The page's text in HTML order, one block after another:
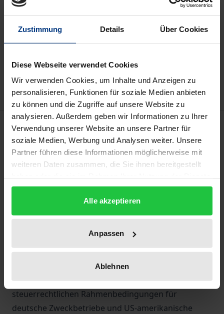
Zustimmung Details Über Cookies
Diese Webseite verwendet Cookies
Wir verwenden Cookies, um Inhalte und Anzeigen zu
personalisieren, Funktionen für soziale Medien anbieten
zu können und die Zugriffe auf unsere Website zu
analysieren. Außerdem geben wir Informationen zu Ihrer
Verwendung unserer Website an unsere Partner für
soziale Medien, Werbung und Analysen weiter. Unsere
Partner führen diese Informationen möglicherweise mit
weiteren Daten zusammen, die Sie ihnen bereitgestellt
gesammelt haben.
Alle akzeptieren
Anpassen
Ablehnen
Preisangaben inkl. MwSt. Abhängig von der Lieferadresse
kann die MwSt. an der Kasse variieren.
In den Warenkorb
Zur Wunschliste hinzufügen
Beschreibung
Im Spannungsfeld von Gemeinnützigkeit und
Wettbewerb ist in der Abgabenordnung der
Basierend auf einem Rechtsvergleich zu seinem US-
wirtschaftlichen Betätigung gemeinnütziger
Organisationen in diesem Spannungsfeld. Melina
Kammerer untersucht im ersten Teil die
soziohistorischen, verfassungs- sowie
steuerrechtlichen Rahmenbedingungen für
deutsche Zweckbetriebe und US-amerikanische